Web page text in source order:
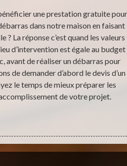
une prestation gratuite pour
dans notre maison en faisant
? La réponse c’est quand les valeurs
d’intervention est égale au budget
avant de réaliser un débarras pour
de demander d’abord le devis d’un
le temps de mieux préparer les
de votre projet.